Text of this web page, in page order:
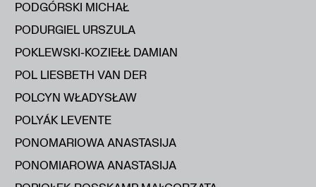
PODGÓRSKI MICHAŁ
PODURGIEL URSZULA
POKLEWSKI-KOZIEŁŁ DAMIAN
POL LIESBETH VAN DER
POLCYN WŁADYSŁAW
POLYÁK LEVENTE
PONOMARIOWA ANASTASIJA
PONOMIAROWA ANASTASIJA